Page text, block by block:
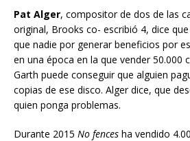
Pat Alger, compositor de dos de las
original, Brooks co- escribió 4, dice
que nadie por generar beneficios por
en una época en la que vender 50.000
Garth puede conseguir que alguien
copias de ese disco. Alger dice, que
quien ponga problemas.
Durante 2015 No fences ha vendido